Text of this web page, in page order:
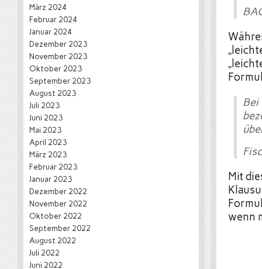
Mit
wenn
März 2024
Februar 2024
Januar 2024
Dezember 2023
November 2023
Oktober 2023
September 2023
August 2023
Juli 2023
Juni 2023
Mai 2023
April 2023
März 2023
Februar 2023
Januar 2023
Dezember 2022
November 2022
Oktober 2022
September 2022
August 2022
Juli 2022
Juni 2022